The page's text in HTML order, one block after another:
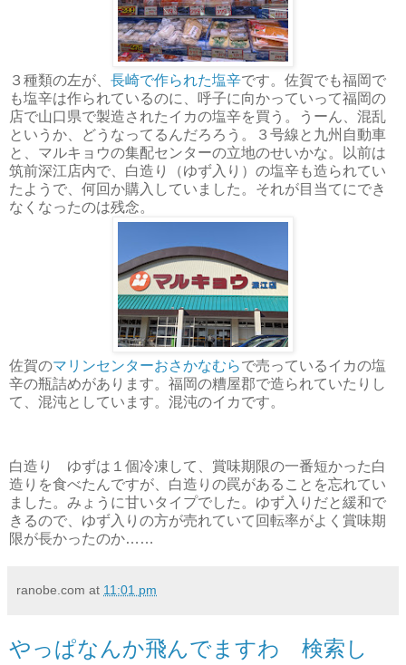
３種類の左が、 長崎で作られた塩辛です。佐賀でも福岡で
も塩辛は作られているのに、呼子に向かっていって福岡の
店で山口県で製造されたイカの塩辛を買う。うーん、混乱
というか、どうなってるんだろろう。３号線と九州自動車
と、マルキョウの集配センターの立地のせいかな。以前は
筑前深江店内で、白造り（ゆず入り）の塩辛も造られてい
たようで、何回か購入していました。それが目当てにでき
なくなったのは残念。
佐賀のマリンセンターおさかなむらで売っているイカの塩
辛の瓶詰めがあります。福岡の糟屋郡で造られていたりし
て、混沌としています。混沌のイカです。
白造り ゆずは１個冷凍して、賞味期限の一番短かった白
造りを食べたんですが、白造りの罠があることを忘れてい
ました。みょうに甘いタイプでした。ゆず入りだと緩和で
きるので、ゆず入りの方が売れていて回転率がよく賞味期
限が長かったのか……
ranobe.com at 11:01 pm
やっぱなんか飛んでますわ 検索し